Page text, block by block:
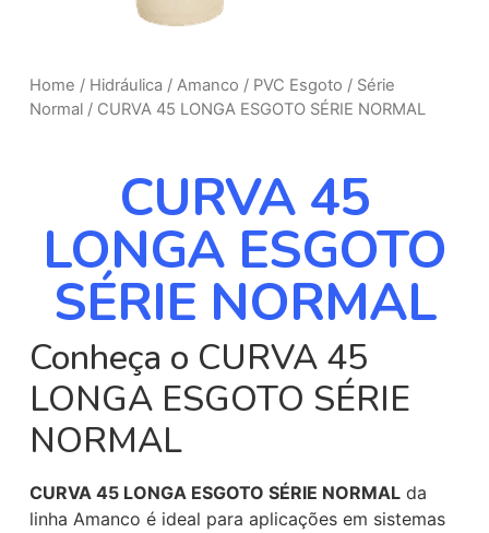
Home / Hidráulica / Amanco / PVC Esgoto / Série
Normal/ CURVA 45 LONGA ESGOTO SÉRIE NORMAL
CURVA 45
LONGA ESGOTO
SÉRIE NORMAL
Conheça o CURVA 45
LONGA ESGOTO SÉRIE
NORMAL
CURVA 45 LONGA ESGOTO SÉRIE NORMALda
linha Amanco é ideal para aplicações em sistemas